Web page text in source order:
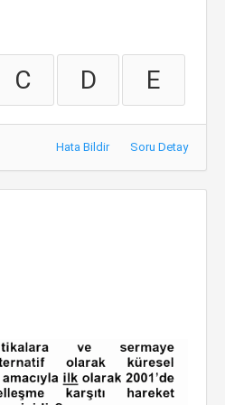
C D E
Hata Bildir Soru Detay